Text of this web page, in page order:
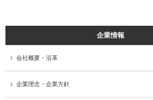
企業情報
会社概要・沿革
企業理念・企業方針